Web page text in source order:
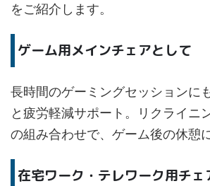
をご紹介します。
ゲーム用メインチェアとして
長時間のゲーミングセッションに
と疲労軽減サポート。リクライニ
の組み合わせで、ゲーム後の休憩
在宅ワーク・テレワーク用チェ